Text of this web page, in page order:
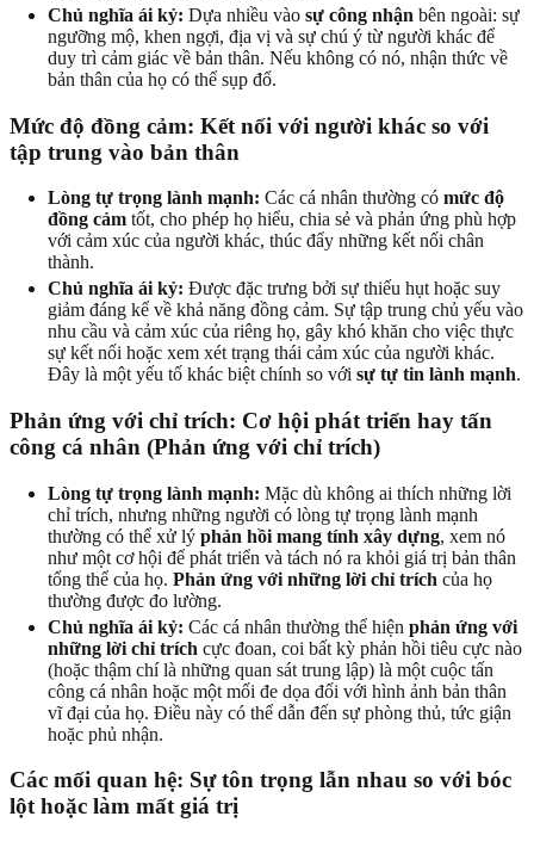
Chủ nghĩa ái kỷ: Dựa nhiều vào sự công nhận bên ngoài: sự
ngưỡng mộ, khen ngợi, địa vị và sự chú ý từ người khác để
duy trì cảm giác về bản thân. Nếu không có nó, nhận thức về
bản thân của họ có thể sụp đổ.
Mức độ đồng cảm: Kết nối với người khác so với
tập trung vào bản thân
Lòng tự trọng lành mạnh: Các cá nhân thường có mức độ
đồng cảm tốt, cho phép họ hiểu, chia sẻ và phản ứng phù hợp
với cảm xúc của người khác, thúc đẩy những kết nối chân
thành.
Chủ nghĩa ái kỷ: Được đặc trưng bởi sự thiếu hụt hoặc suy
giảm đáng kể về khả năng đồng cảm. Sự tập trung chủ yếu vào
nhu cầu và cảm xúc của riêng họ, gây khó khăn cho việc thực
sự kết nối hoặc xem xét trạng thái cảm xúc của người khác.
Đây là một yếu tố khác biệt chính so với sự tự tin lành mạnh.
Phản ứng với chỉ trích: Cơ hội phát triển hay tấn
công cá nhân (Phản ứng với chỉ trích)
Lòng tự trọng lành mạnh: Mặc dù không ai thích những lời
chỉ trích, nhưng những người có lòng tự trọng lành mạnh
thường có thể xử lý phản hồi mang tính xây dựng, xem nó
như một cơ hội để phát triển và tách nó ra khỏi giá trị bản thân
tổng thể của họ. Phản ứng với những lời chỉ trích của họ
thường được đo lường.
Chủ nghĩa ái kỷ: Các cá nhân thường thể hiện phản ứng với
những lời chỉ trích cực đoan, coi bất kỳ phản hồi tiêu cực nào
(hoặc thậm chí là những quan sát trung lập) là một cuộc tấn
công cá nhân hoặc một mối đe dọa đối với hình ảnh bản thân
vĩ đại của họ. Điều này có thể dẫn đến sự phòng thủ, tức giận
hoặc phủ nhận.
Các mối quan hệ: Sự tôn trọng lẫn nhau so với bóc
lột hoặc làm mất giá trị